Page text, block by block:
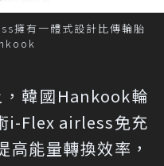
擁有一體式設計比傳輪胎
韓國Hankook輪
i-Flex airless免充
高能量轉換效率，